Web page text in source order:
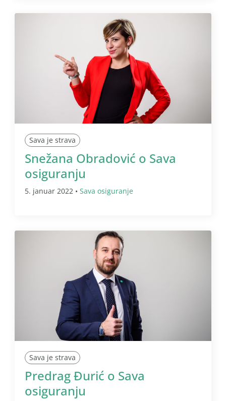
Sava je strava
Snežana Obradović o Sava
osiguranju
5. januar 2022 • Sava osiguranje
Sava je strava
Predrag Đurić o Sava
osiguranju